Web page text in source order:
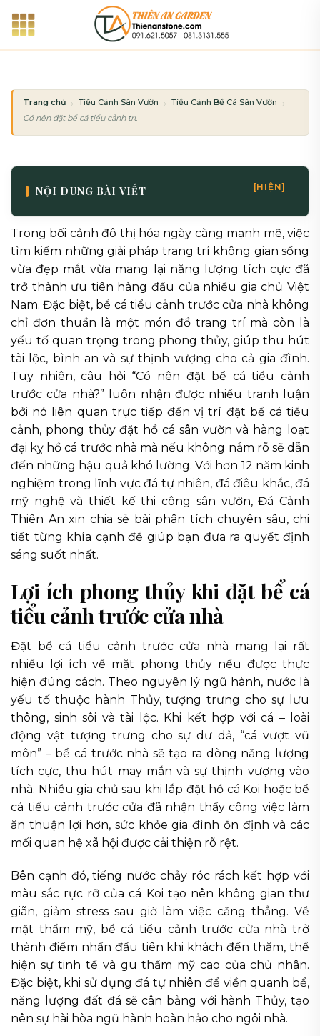
qua
Trang chủ Tiểu Cảnh Sân Vườn
Tiểu Cảnh Bể Cá Sân Vườn
Có nên đặt bể cá tiểu cảnh trước cửa nhà? Lưu ý đại kỵ phong thủy
NỘI DUNG BÀI VIẾT [HIỆN]
Trong bối cảnh đô thị hóa ngày càng mạnh mẽ, việc
tìm kiếm những giải pháp trang trí không gian sống
vừa đẹp mắt vừa mang lại năng lượng tích cực đã
trở thành ưu tiên hàng đầu của nhiều gia chủ Việt
Nam. Đặc biệt, bể cá tiểu cảnh trước cửa nhà không
chỉ đơn thuần là một món đồ trang trí mà còn là
yếu tố quan trọng trong phong thủy, giúp thu hút
tài lộc, bình an và sự thịnh vượng cho cả gia đình.
Tuy nhiên, câu hỏi “Có nên đặt bể cá tiểu cảnh
trước cửa nhà?” luôn nhận được nhiều tranh luận
bởi nó liên quan trực tiếp đến vị trí đặt bể cá tiểu
cảnh, phong thủy đặt hồ cá sân vườn và hàng loạt
đại kỵ hồ cá trước nhà mà nếu không nắm rõ sẽ dẫn
đến những hậu quả khó lường. Với hơn 12 năm kinh
nghiệm trong lĩnh vực đá tự nhiên, đá điêu khắc, đá
mỹ nghệ và thiết kế thi công sân vườn, Đá Cảnh
Thiên An xin chia sẻ bài phân tích chuyên sâu, chi
tiết từng khía cạnh để giúp bạn đưa ra quyết định
sáng suốt nhất.
Lợi ích phong thủy khi đặt bể cá
tiểu cảnh trước cửa nhà
Đặt bể cá tiểu cảnh trước cửa nhà mang lại rất
nhiều lợi ích về mặt phong thủy nếu được thực
hiện đúng cách. Theo nguyên lý ngũ hành, nước là
yếu tố thuộc hành Thủy, tượng trưng cho sự lưu
thông, sinh sôi và tài lộc. Khi kết hợp với cá – loài
động vật tượng trưng cho sự dư dả, “cá vượt vũ
môn” – bể cá trước nhà sẽ tạo ra dòng năng lượng
tích cực, thu hút may mắn và sự thịnh vượng vào
nhà. Nhiều gia chủ sau khi lắp đặt hồ cá Koi hoặc bể
cá tiểu cảnh trước cửa đã nhận thấy công việc làm
ăn thuận lợi hơn, sức khỏe gia đình ổn định và các
mối quan hệ xã hội được cải thiện rõ rệt.
Bên cạnh đó, tiếng nước chảy róc rách kết hợp với
màu sắc rực rỡ của cá Koi tạo nên không gian thư
giãn, giảm stress sau giờ làm việc căng thẳng. Về
mặt thẩm mỹ, bể cá tiểu cảnh trước cửa nhà trở
thành điểm nhấn đầu tiên khi khách đến thăm, thể
hiện sự tinh tế và gu thẩm mỹ cao của chủ nhân.
Đặc biệt, khi sử dụng đá tự nhiên để viền quanh bể,
năng lượng đất đá sẽ cân bằng với hành Thủy, tạo
nên sự hài hòa ngũ hành hoàn hảo cho ngôi nhà.